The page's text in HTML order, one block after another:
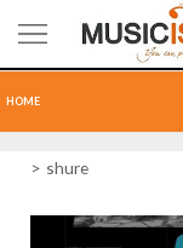
HOME
CHITARREshure